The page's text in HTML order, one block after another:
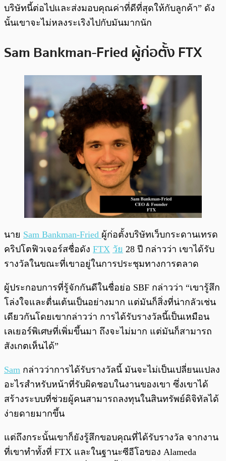
บริษัทนี้ต่อไปและส่งมอบคุณค่าที่ดีที่สุดให้กับลูกค้า” ดัง
นั้นเขาจะไม่หลงระเริงไปกับมันมากนัก
Sam Bankman-Fried ผู้ก่อตั้ง FTX
นาย Sam Bankman-Fried ผู้ก่อตั้งบริษัทเว็บกระดานเทรด
คริปโตฟิวเจอร์สชื่อดัง FTX วัย 28 ปี กล่าวว่า เขาได้รับ
รางวัลในขณะที่เขาอยู่ในการประชุมทางการตลาด
ผู้ประกอบการที่รู้จักกันดีในชื่อย่อ SBF กล่าวว่า “เขารู้สึก
โล่งใจและตื่นเต้นเป็นอย่างมาก แต่มันก็สิ่งที่น่ากลัวเช่น
เดียวกันโดยเขากล่าวว่า การได้รับรางวัลนี้เป็นเหมือน
เลเยอร์พิเศษที่เพิ่มขึ้นมา ถึงจะไม่มาก แต่มันก็สามารถ
สังเกตเห็นได้”
Sam กล่าวว่าการได้รับรางวัลนี้ มันจะไม่เป็นเปลี่ยนแปลง
อะไรสำหรับหน้าที่รับผิดชอบในงานของเขา ซึ่งเขาได้
สร้างระบบที่ช่วยผู้คนสามารถลงทุนในสินทรัพย์ดิจิทัลได้
ง่ายดายมากขึ้น
แต่ถึงกระนั้นเขาก็ยังรู้สึกขอบคุณที่ได้รับรางวัล จากงาน
ที่เขาทำทั้งที่ FTX และในฐานะซีอีโอของ Alameda